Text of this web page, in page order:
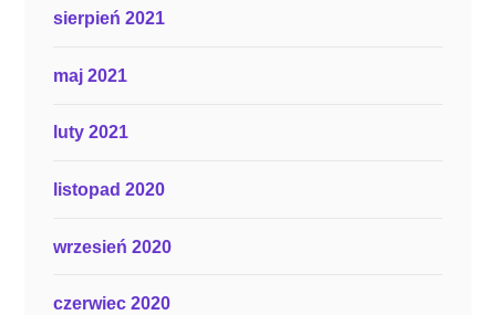
sierpień 2021
maj 2021
luty 2021
listopad 2020
wrzesień 2020
czerwiec 2020